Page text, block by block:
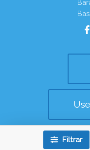
Filtrar